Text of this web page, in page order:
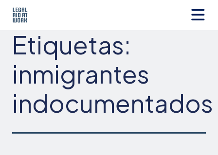
Aid
at
Etiquetas:
inmigrantes
indocumentados